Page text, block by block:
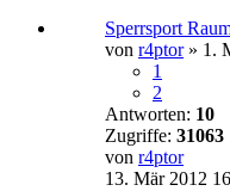
Sperrsport
von r4ptor» 1.
1
2
Antworten: 10
Zugriffe: 31063
von r4ptor
13. Mär 2012